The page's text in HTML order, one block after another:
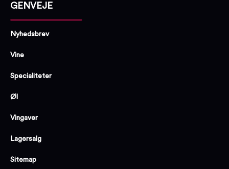
GENVEJE
Nyhedsbrev
Vine
Specialiteter
Øl
Vingaver
Lagersalg
Sitemap